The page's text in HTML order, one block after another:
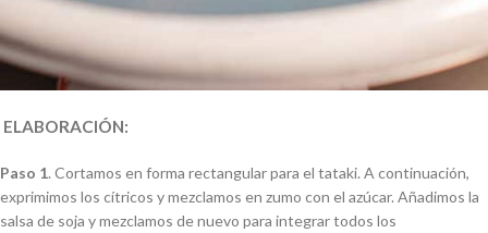
ELABORACIÓN:
Paso 1. Cortamos en forma rectangular para el tataki. A continuación,
exprimimos los cítricos y mezclamos en zumo con el azúcar. Añadimos la
salsa de soja y mezclamos de nuevo para integrar todos los